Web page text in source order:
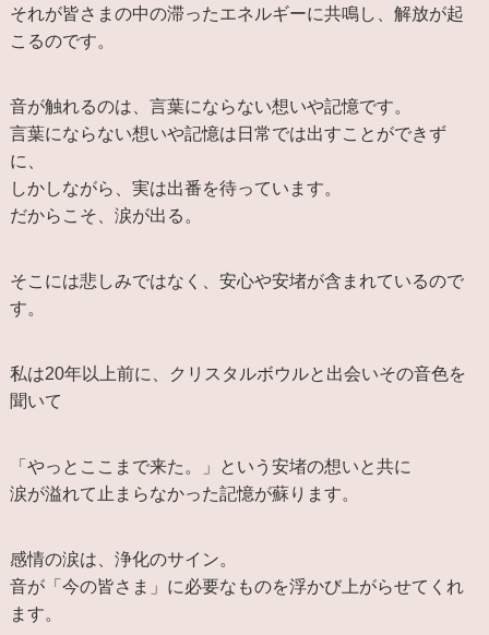
それが皆さまの中の滞ったエネルギーに共鳴し、解放が起
こるのです。
音が触れるのは、言葉にならない想いや記憶です。
言葉にならない想いや記憶は日常では出すことができず
に、
しかしながら、実は出番を待っています。
だからこそ、涙が出る。
そこには悲しみではなく、安心や安堵が含まれているので
す。
私は20年以上前に、クリスタルボウルと出会いその音色を
聞いて
「やっとここまで来た。」という安堵の想いと共に
涙が溢れて止まらなかった記憶が蘇ります。
感情の涙は、浄化のサイン。
音が「今の皆さま」に必要なものを浮かび上がらせてくれ
ます。